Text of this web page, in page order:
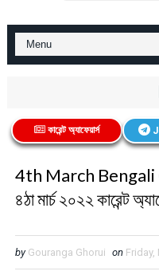
কারেন্ট অ্যাফেয়ার্স
4th March
৪ঠা মার্চ ২০২২ কারেন্ট
by Gouranga Ghorui on Friday,